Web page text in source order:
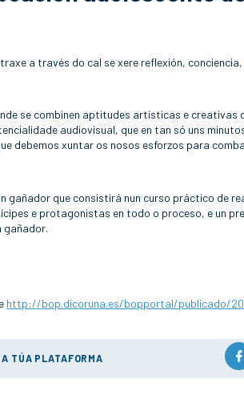
a través do cal se xere reflexión,
se combinen aptitudes artísticas e creativas
audiovisual, que en tan só uns
debemos xuntar os nosos esforzos para
gañador que consistirá nun curso práctico de
e protagonistas en todo o proceso, e un
gañador.
http://bop.dicoruna.es/bopportal/publicado/
TÚA PLATAFORMA